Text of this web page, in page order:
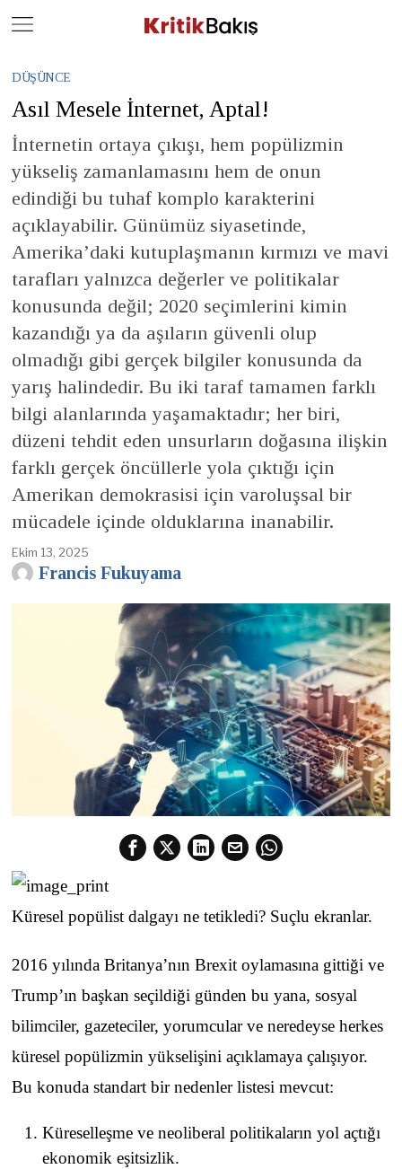
DÜŞÜNCE
Asıl Mesele İnternet, Aptal!
İnternetin ortaya çıkışı, hem popülizmin
yükseliş zamanlamasını hem de onun
edindiği bu tuhaf komplo karakterini
açıklayabilir. Günümüz siyasetinde,
Amerika’daki kutuplaşmanın kırmızı ve mavi
tarafları yalnızca değerler ve politikalar
konusunda değil; 2020 seçimlerini kimin
kazandığı ya da aşıların güvenli olup
olmadığı gibi gerçek bilgiler konusunda da
yarış halindedir. Bu iki taraf tamamen farklı
bilgi alanlarında yaşamaktadır; her biri,
düzeni tehdit eden unsurların doğasına ilişkin
farklı gerçek öncüllerle yola çıktığı için
Amerikan demokrasisi için varoluşsal bir
mücadele içinde olduklarına inanabilir.
Ekim 13, 2025
Francis Fukuyama
Küresel popülist dalgayı ne tetikledi? Suçlu ekranlar.
2016 yılında Britanya’nın Brexit oylamasına gittiği ve
Trump’ın başkan seçildiği günden bu yana, sosyal
bilimciler, gazeteciler, yorumcular ve neredeyse herkes
küresel popülizmin yükselişini açıklamaya çalışıyor.
Bu konuda standart bir nedenler listesi mevcut:
Küreselleşme ve neoliberal politikaların yol açtığı
ekonomik eşitsizlik.